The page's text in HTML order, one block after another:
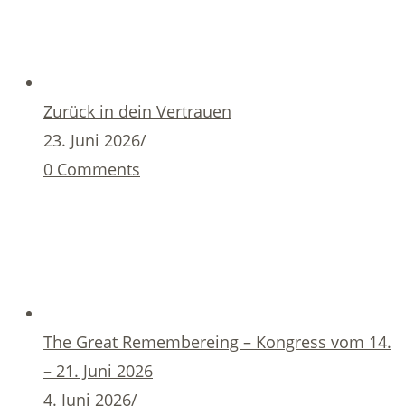
Zurück in dein Vertrauen
23. Juni 2026/
0 Comments
The Great Remembereing – Kongress vom 14.
– 21. Juni 2026
4. Juni 2026/